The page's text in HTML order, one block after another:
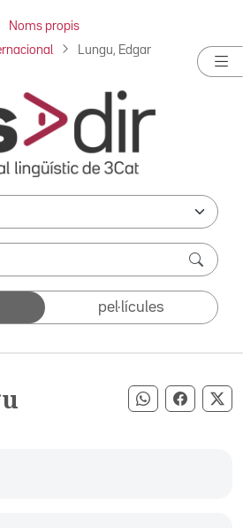
Noms propis
Lungu, Edgar
pel·lícules
Compartir